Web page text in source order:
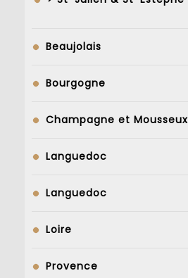
Beaujolais
Bourgogne
Champagne et Mousseux
Languedoc
Languedoc
Loire
Provence